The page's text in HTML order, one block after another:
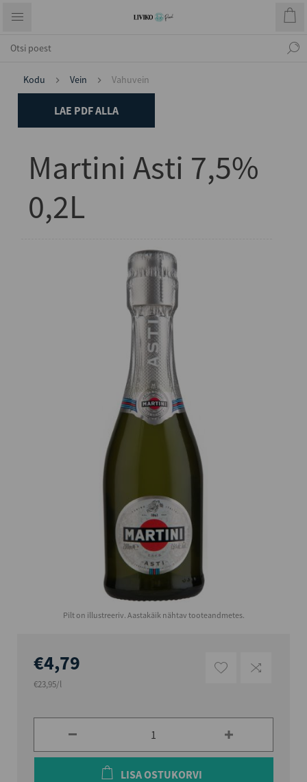
Kodu Vein Vahuvein
LAE PDF ALLA
Martini Asti 7,5%
0,2L
Pilt on illustreeriv. Aastakäik nähtav tooteandmetes.
€4,79
€23,95/l
LISA OSTUKORVI